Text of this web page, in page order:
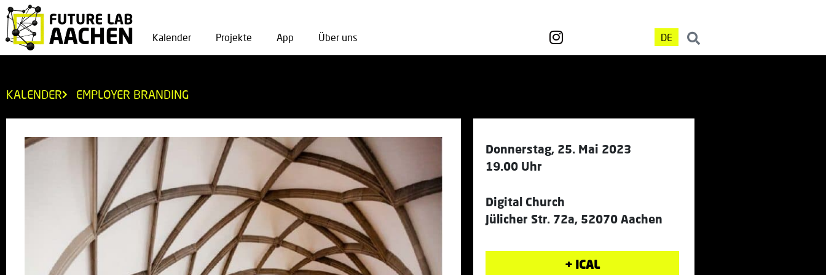
Kalender Projekte App Über uns DE
KALENDER EMPLOYER BRANDING
Donnerstag, 25. Mai 2023
19.00 Uhr
Digital Church
Jülicher Str. 72a, 52070 Aachen
+ ICAL